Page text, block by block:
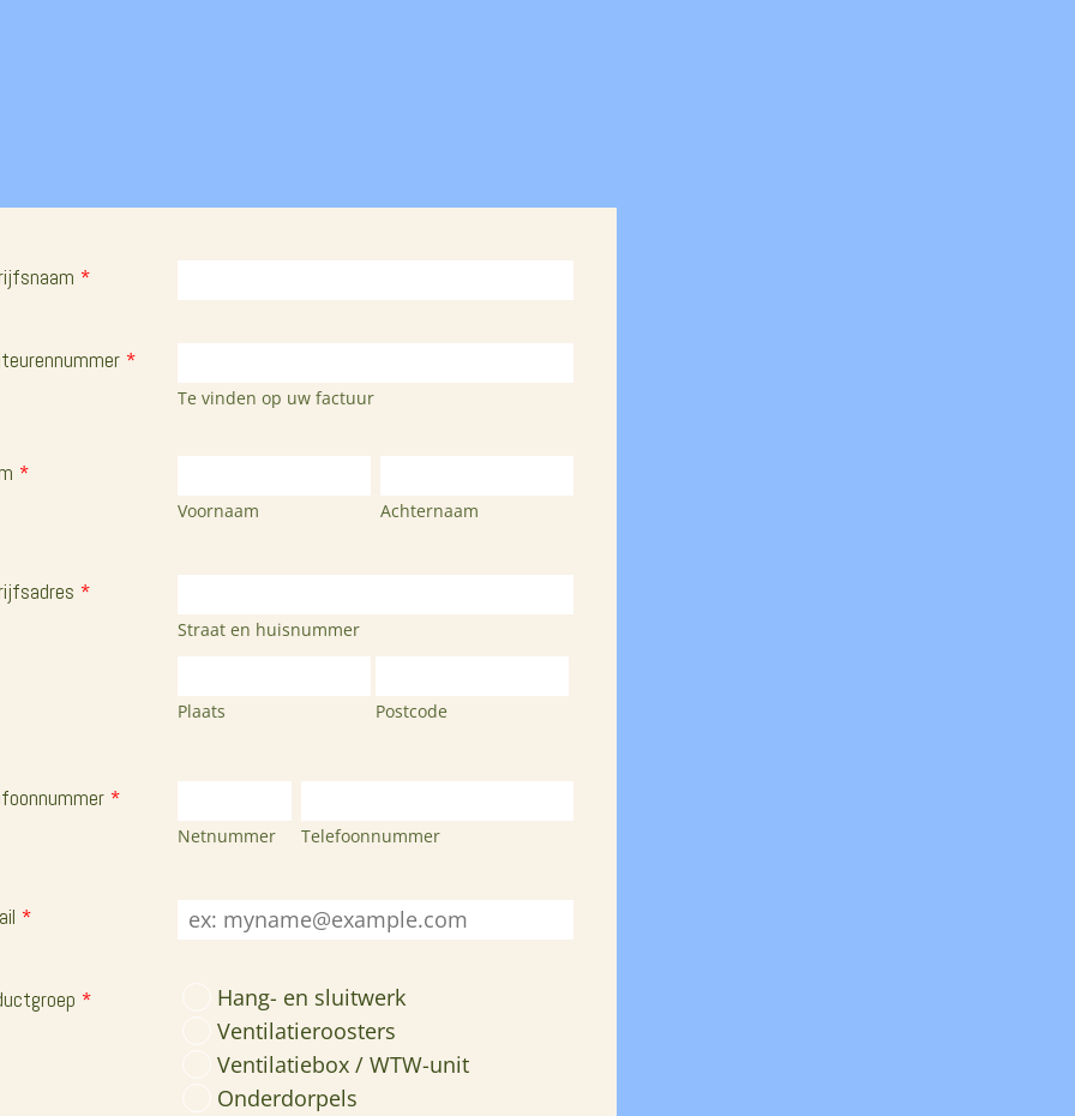
*
*
Te vinden op uw factuur
*
Voornaam Achternaam
*
Straat en huisnummer
Plaats Postcode
*
Netnummer Telefoonnummer
*
*
Hang- en sluitwerk
Ventilatieroosters
Ventilatiebox / WTW-unit
Onderdorpels